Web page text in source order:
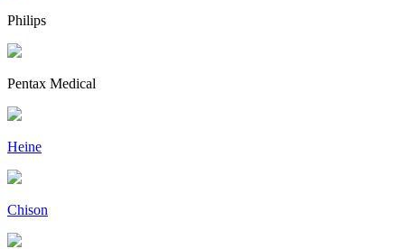
Philips
Pentax Medical
Heine
Chison